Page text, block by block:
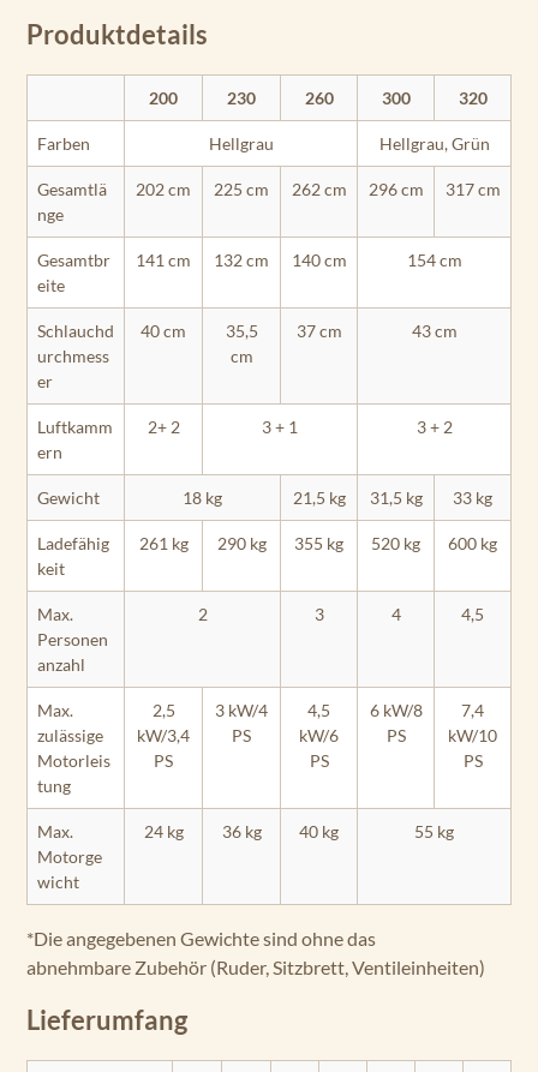
Produktdetails
200 230 260 300 320
Farben Hellgrau Hellgrau, Grün
Gesamtlä
nge
202 cm 225 cm 262 cm 296 cm 317 cm
Gesamtbr
eite
141 cm 132 cm 140 cm 154 cm
Schlauchd
urchmess
er
40 cm
35,5
cm
37 cm 43 cm
Luftkamm
ern
2+ 2 3 + 1 3 + 2
Gewicht 18 kg 21,5 kg 31,5 kg 33 kg
Ladefähig
keit
261 kg 290 kg 355 kg 520 kg 600 kg
Max.
Personen
anzahl
2 3 4 4,5
Max.
zulässige
Motorleis
tung
2,5
kW/3,4
PS
3 kW/4
PS
4,5
kW/6
PS
6 kW/8
PS
7,4
kW/10
PS
Max.
Motorge
wicht
24 kg 36 kg 40 kg 55 kg
*Die angegebenen Gewichte sind ohne das
abnehmbare Zubehör (Ruder, Sitzbrett, Ventileinheiten)
Lieferumfang